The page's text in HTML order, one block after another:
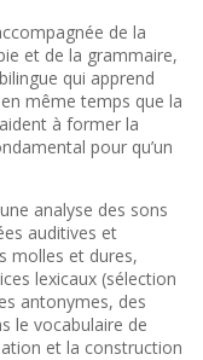
de la
et de la grammaire,
qui apprend
même temps que la
à former la
pour qu’un
analyse des sons
auditives et
molles et dures,
lexicaux (sélection
antonymes, des
le vocabulaire de
et la construction